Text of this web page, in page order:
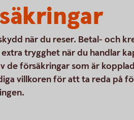
när du reser. Betal- och
trygghet när du handlar
de försäkringar som är
villkoren för att ta reda på